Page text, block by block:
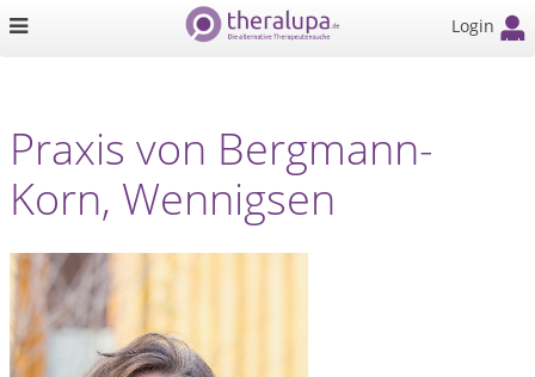
Login
Praxis von Bergmann-
Korn, Wennigsen